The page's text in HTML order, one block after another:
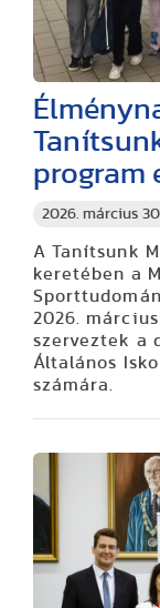
2026. március 30.
program
A Tanítsunk
keretében a
2026.
szerveztek a
Általános
számára.